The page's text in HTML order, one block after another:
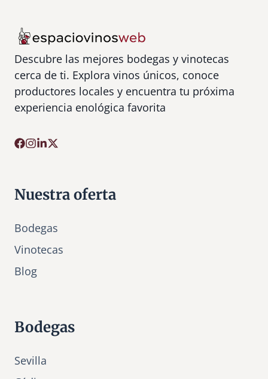
Descubre las mejores bodegas y vinotecas
cerca de ti. Explora vinos únicos, conoce
productores locales y encuentra tu próxima
experiencia enológica favorita
Nuestra oferta
Bodegas
Vinotecas
Blog
Bodegas
Sevilla